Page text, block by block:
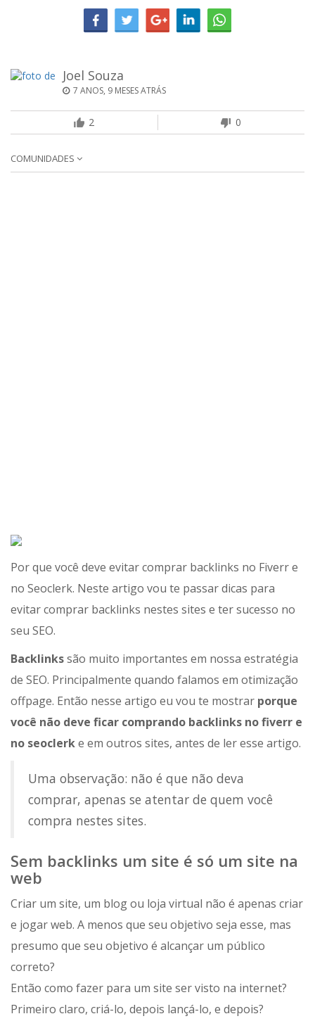
Joel Souza
7 ANOS, 9 MESES ATRÁS
2 0
COMUNIDADES
Por que você deve evitar comprar backlinks no Fiverr e
no Seoclerk. Neste artigo vou te passar dicas para
evitar comprar backlinks nestes sites e ter sucesso no
seu SEO.
Backlinkssão muito importantes em nossa estratégia
de SEO. Principalmente quando falamos em otimização
offpage. Então nesse artigo eu vou te mostrar porque
você não deve ficar comprando backlinks no fiverr e
no seoclerke em outros sites, antes de ler esse artigo.
Uma observação: não é que não deva
comprar, apenas se atentar de quem você
compra nestes sites.
Sem backlinks um site é só um site na
web
Criar um site, um blog ou loja virtual não é apenas criar
e jogar web. A menos que seu objetivo seja esse, mas
presumo que seu objetivo é alcançar um público
correto?
Então como fazer para um site ser visto na internet?
Primeiro claro, criá-lo, depois lançá-lo, e depois?